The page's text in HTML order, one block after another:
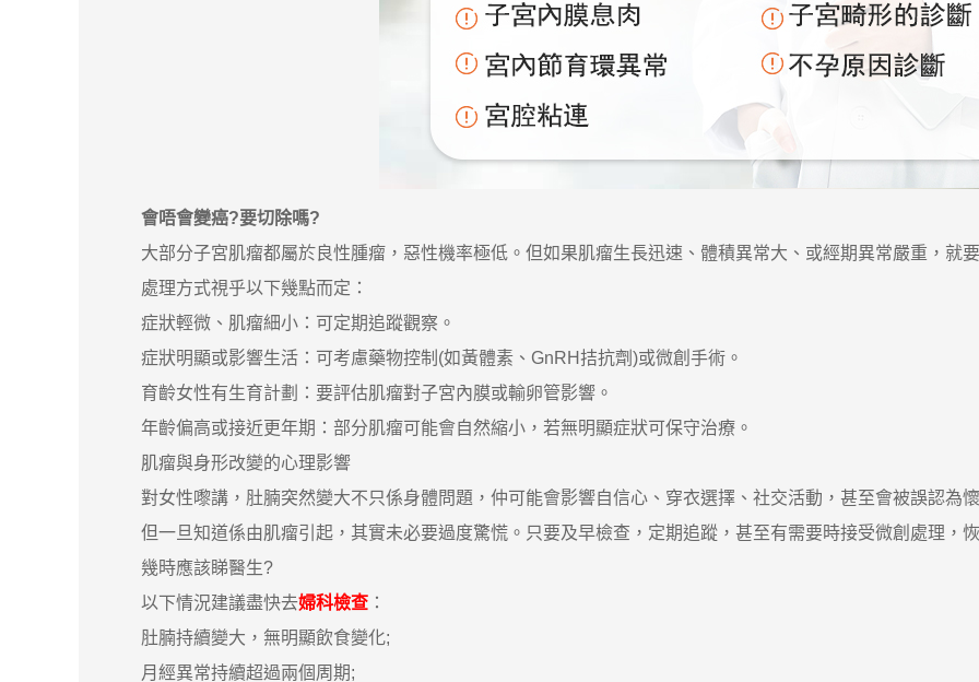
會唔會變癌?要切除嗎?
大部分子宮肌瘤都屬於良性腫瘤，惡性機率極低。但如果肌瘤生長迅速、體積異常大、或經期異常嚴重，就
處理方式視乎以下幾點而定：
症狀輕微、肌瘤細小：可定期追蹤觀察。
症狀明顯或影響生活：可考慮藥物控制(如黃體素、GnRH拮抗劑)或微創手術。
育齡女性有生育計劃：要評估肌瘤對子宮內膜或輸卵管影響。
年齡偏高或接近更年期：部分肌瘤可能會自然縮小，若無明顯症狀可保守治療。
肌瘤與身形改變的心理影響
對女性嚟講，肚腩突然變大不只係身體問題，仲可能會影響自信心、穿衣選擇、社交活動，甚至會被誤認為
但一旦知道係由肌瘤引起，其實未必要過度驚慌。只要及早檢查，定期追蹤，甚至有需要時接受微創處理，
幾時應該睇醫生?
以下情況建議盡快去婦科檢查 ：
肚腩持續變大，無明顯飲食變化;
月經異常持續超過兩個周期;